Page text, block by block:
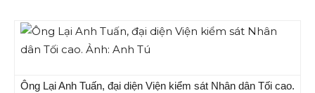
Ông Lại Anh Tuấn, đại diện Viện kiểm sát Nhân dân Tối cao.